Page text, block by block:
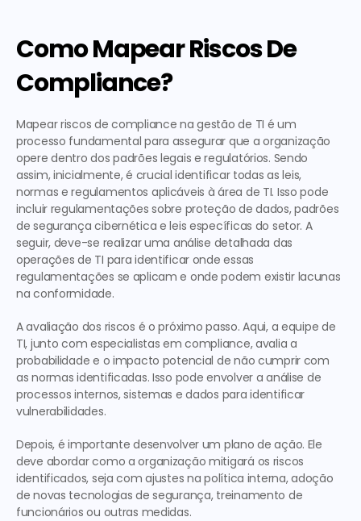
Como Mapear Riscos De
Compliance?
Mapear riscos de compliance na gestão de TI é um
processo fundamental para assegurar que a organização
opere dentro dos padrões legais e regulatórios. Sendo
assim, inicialmente, é crucial identificar todas as leis,
normas e regulamentos aplicáveis à área de TI. Isso pode
incluir regulamentações sobre proteção de dados, padrões
de segurança cibernética e leis específicas do setor. A
seguir, deve-se realizar uma análise detalhada das
operações de TI para identificar onde essas
regulamentações se aplicam e onde podem existir lacunas
na conformidade.
A avaliação dos riscos é o próximo passo. Aqui, a equipe de
TI, junto com especialistas em compliance, avalia a
probabilidade e o impacto potencial de não cumprir com
as normas identificadas. Isso pode envolver a análise de
processos internos, sistemas e dados para identificar
vulnerabilidades.
Depois, é importante desenvolver um plano de ação. Ele
deve abordar como a organização mitigará os riscos
identificados, seja com ajustes na política interna, adoção
de novas tecnologias de segurança, treinamento de
funcionários ou outras medidas.